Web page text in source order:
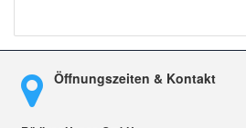
Öffnungszeiten & Kontakt